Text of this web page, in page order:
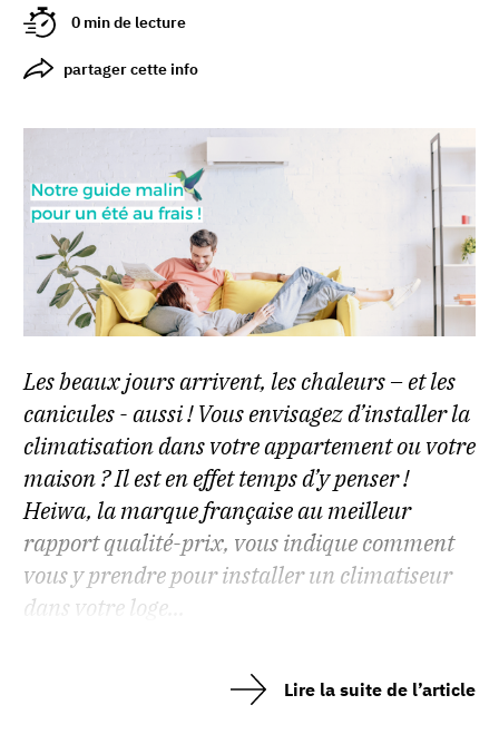
0 min de lecture
partager cette info
Les beaux jours arrivent, les chaleurs – et les
canicules - aussi ! Vous envisagez d’installer la
climatisation dans votre appartement ou votre
maison ? Il est en effet temps d’y penser !
Heiwa, la marque française au meilleur
rapport qualité-prix, vous indique comment
vous y prendre pour installer un climatiseur
dans votre loge...
Lire la suite de l’article